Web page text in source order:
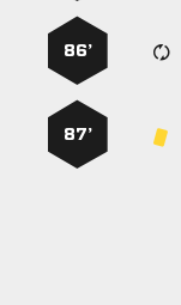
86’
87’